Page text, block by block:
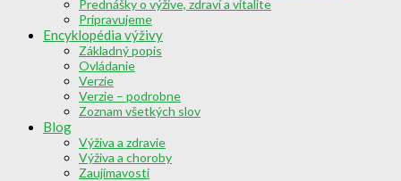
Prednášky o výžive, zdraví a vitalite
Pripravujeme
Encyklopédia výživy
Základný popis
Ovládanie
Verzie
Verzie – podrobne
Zoznam všetkých slov
Blog
Výživa a zdravie
Výživa a choroby
Zaujímavosti